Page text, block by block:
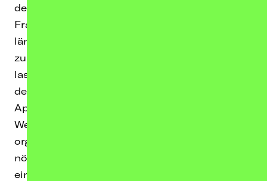
dem Spiel mit dem Feuer und der großen
Frage, ob es eine schlechte Idee ist, etwas
längst Vergangenes, wieder in die Gegenwart
zu holen und das Chaos wieder aufleben zu
lassen. Die Singer-Songwriter Ballade nimmt
den Hörer auch im Video mit in ein kleines
Apartment irgendwo in L.A. und lässt die
Weite doch sehr nah wirken. Die treibende,
organische Produktion verleiht dem Song die
nötige Energie und lässt ihn vor allem nach
einem klingen: Der ganz großen Bühne.